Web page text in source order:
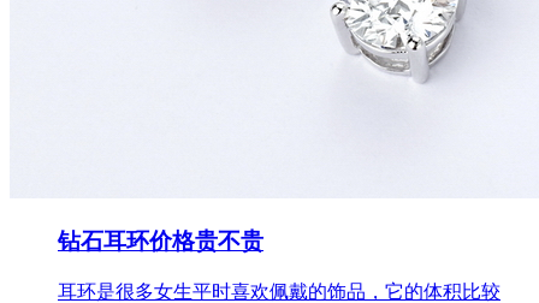
钻石耳环价格贵不贵
耳环是很多女生平时喜欢佩戴的饰品，它的体积比较